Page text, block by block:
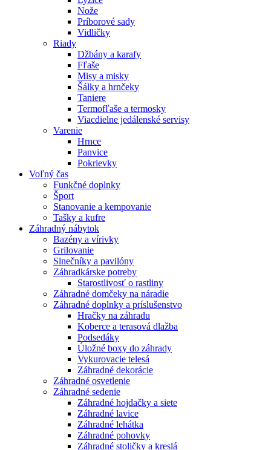
Nože
Príborové sady
Vidličky
Riady
Džbány a karafy
Fľaše
Misy a misky
Šálky a hrnčeky
Taniere
Termofľaše a termosky
Viacdielne jedálenské servisy
Varenie
Hrnce
Panvice
Pokrievky
Voľný čas
Funkčné doplnky
Šport
Stanovanie a kempovanie
Tašky a kufre
Záhradný nábytok
Bazény a vírivky
Grilovanie
Slnečníky a pavilóny
Záhradkárske potreby
Starostlivosť o rastliny
Záhradné domčeky na náradie
Záhradné doplnky a príslušenstvo
Hračky na záhradu
Koberce a terasová dlažba
Podsedáky
Úložné boxy do záhrady
Vykurovacie telesá
Záhradné dekorácie
Záhradné osvetlenie
Záhradné sedenie
Záhradné hojdačky a siete
Záhradné lavice
Záhradné lehátka
Záhradné pohovky
Záhradné stoličky a kreslá